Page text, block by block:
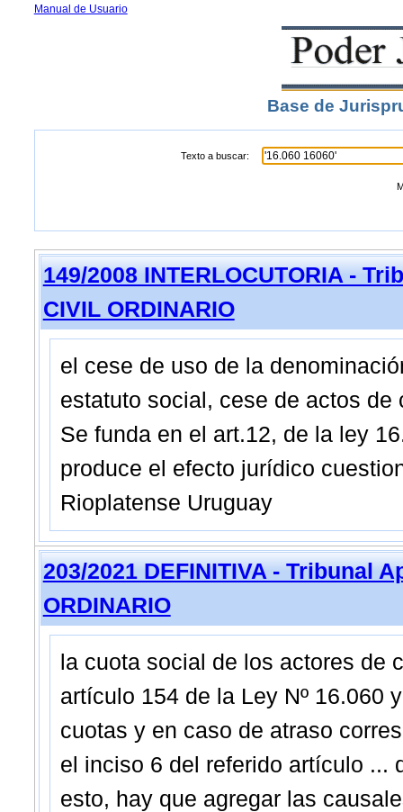
Manual de Usuario
Base de
Texto a buscar:
149/2008 INTERLOCUTORIA -
CIVIL ORDINARIO
el cese de uso de la
estatuto social, cese de actos
Se funda en el art.12, de la ley
produce el efecto jurídico
Rioplatense Uruguay
203/2021 DEFINITIVA - Tribunal
ORDINARIO
la cuota social de los actores de
artículo 154 de la Ley Nº 16.060
cuotas y en caso de atraso
el inciso 6 del referido artículo ...
esto, hay que agregar las